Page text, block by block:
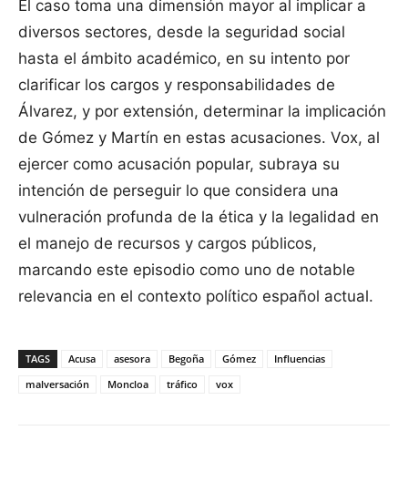
El caso toma una dimensión mayor al implicar a
diversos sectores, desde la seguridad social
hasta el ámbito académico, en su intento por
clarificar los cargos y responsabilidades de
Álvarez, y por extensión, determinar la implicación
de Gómez y Martín en estas acusaciones. Vox, al
ejercer como acusación popular, subraya su
intención de perseguir lo que considera una
vulneración profunda de la ética y la legalidad en
el manejo de recursos y cargos públicos,
marcando este episodio como uno de notable
relevancia en el contexto político español actual.
TAGS Acusa asesora Begoña Gómez
Influencias
malversación
Moncloa tráfico vox